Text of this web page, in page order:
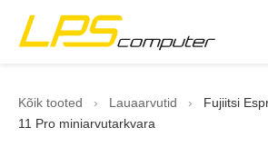
Kõik tooted › Lauaarvutid ›
Fujiitsi
11 Pro miniarvutarkvara